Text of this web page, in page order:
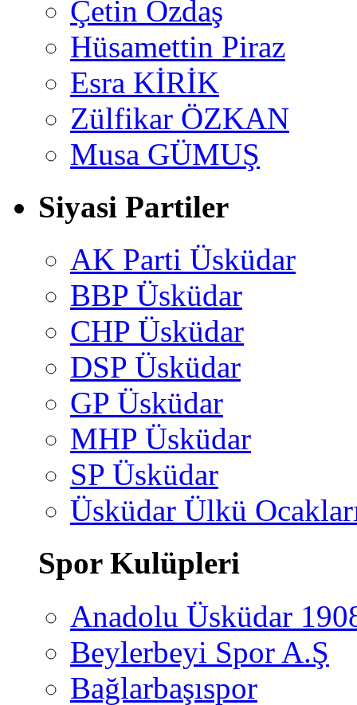
Çetin Özdaş
Hüsamettin Piraz
Esra KİRİK
Zülfikar ÖZKAN
Musa GÜMUŞ
Siyasi Partiler
AK Parti Üsküdar
BBP Üsküdar
CHP Üsküdar
DSP Üsküdar
GP Üsküdar
MHP Üsküdar
SP Üsküdar
Üsküdar Ülkü
Spor Kulüpleri
Anadolu Üsküdar
Beylerbeyi Spor A.Ş
Bağlarbaşıspor